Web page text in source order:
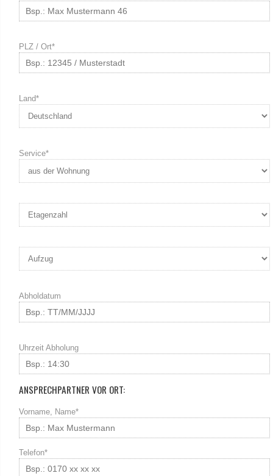
PLZ / Ort*
Land*
Service*
Abholdatum
Uhrzeit Abholung
ANSPRECHPARTNER VOR ORT:
Vorname, Name*
Telefon*